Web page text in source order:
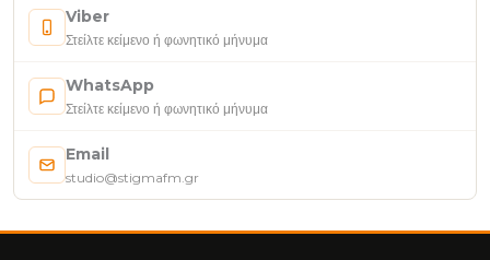
Viber
Στείλτε κείμενο ή φωνητικό μήνυμα
WhatsApp
Στείλτε κείμενο ή φωνητικό μήνυμα
Email
studio@stigmafm.gr